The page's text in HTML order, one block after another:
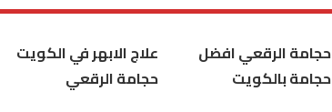
حجامة الرقعي افضل
حجامة بالكويت
علاج الابهر في الكويت
حجامة الرقعي